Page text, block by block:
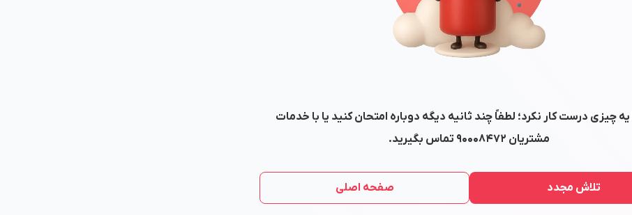
چیزی درست کار نکرد؛ لطفاً چند ثانیه دیگه دوباره امتحان کنید یا با خدمات
مشتریان ۹۰۰۰۸۴۷۲ تماس بگیرید.
تلاش مجدد صفحه اصلی